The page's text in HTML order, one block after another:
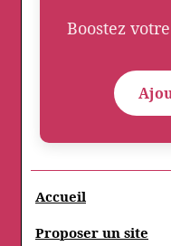
Boostez
Accueil
Proposer un site